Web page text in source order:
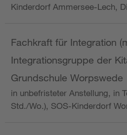
Kinderdorf Ammersee-Lech,
Fachkraft für Integration
Integrationsgruppe der
Grundschule Worpswede
in unbefristeter Anstellung, in
Std./Wo.), SOS-Kinderdorf